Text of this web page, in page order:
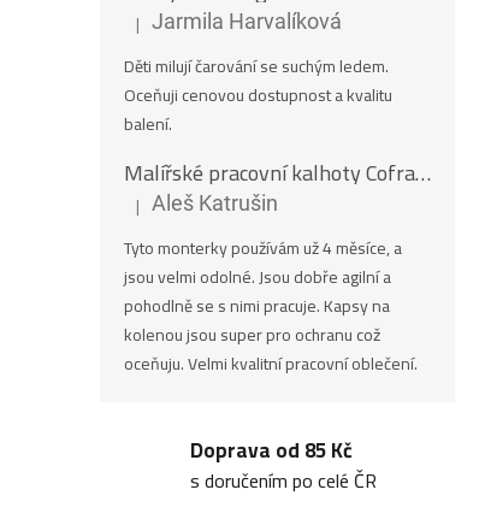
Hodnocení produktu je 5 z 5 hvězdiček.
| Jarmila Harvalíková
Děti milují čarování se suchým ledem.
Oceňuji cenovou dostupnost a kvalitu
balení.
Malířské pracovní kalhoty Cofra SALISBOURG
Hodnocení produktu je 5 z 5 hvězdiček.
| Aleš Katrušin
Tyto monterky používám už 4 měsíce, a
jsou velmi odolné. Jsou dobře agilní a
pohodlně se s nimi pracuje. Kapsy na
kolenou jsou super pro ochranu což
oceňuju. Velmi kvalitní pracovní oblečení.
Doprava od 85 Kč
s doručením po celé ČR